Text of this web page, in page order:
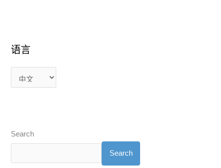
语言
Search
Search